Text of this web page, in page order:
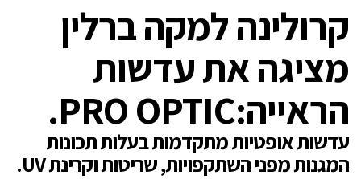
קרולינה למקה ברלין
מציגה את עדשות
הראייה:PRO OPTIC.
עדשות אופטיות מתקדמות בעלות תכונות
המגנות מפני השתקפויות, שריטות וקרינת UV.